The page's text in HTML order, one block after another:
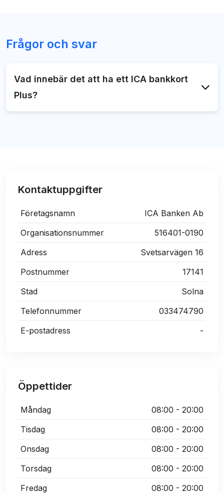
Frågor och svar
Vad innebär det att ha ett ICA bankkort
Plus?
Kontaktuppgifter
Företagsnamn
ICA Banken Ab
Organisationsnummer
516401-0190
Adress
Svetsarvägen 16
Postnummer
17141
Stad
Solna
Telefonnummer
033474790
E-postadress
-
Öppettider
Måndag
08:00 - 20:00
Tisdag
08:00 - 20:00
Onsdag
08:00 - 20:00
Torsdag
08:00 - 20:00
Fredag
08:00 - 20:00